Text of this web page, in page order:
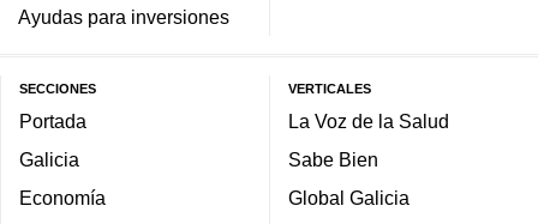
Ayudas para inversiones
SECCIONES
Portada
Galicia
Economía
VERTICALES
La Voz de la Salud
Sabe Bien
Global Galicia